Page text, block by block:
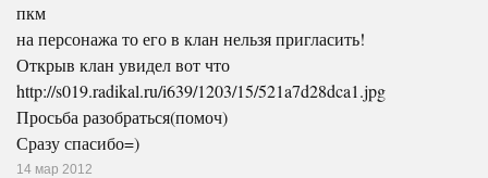
пкм
на персонажа то его в клан нельзя пригласить!
Открыв клан увидел вот что
http://s019.radikal.ru/i639/1203/15/521a7d28dca1.jpg
Просьба разобраться(помоч)
Сразу спасибо=)
14 мар 2012